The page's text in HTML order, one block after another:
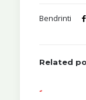
Bendrinti
Related